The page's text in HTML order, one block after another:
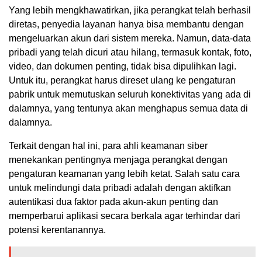
Yang lebih mengkhawatirkan, jika perangkat telah berhasil
diretas, penyedia layanan hanya bisa membantu dengan
mengeluarkan akun dari sistem mereka. Namun, data-data
pribadi yang telah dicuri atau hilang, termasuk kontak, foto,
video, dan dokumen penting, tidak bisa dipulihkan lagi.
Untuk itu, perangkat harus direset ulang ke pengaturan
pabrik untuk memutuskan seluruh konektivitas yang ada di
dalamnya, yang tentunya akan menghapus semua data di
dalamnya.
Terkait dengan hal ini, para ahli keamanan siber
menekankan pentingnya menjaga perangkat dengan
pengaturan keamanan yang lebih ketat. Salah satu cara
untuk melindungi data pribadi adalah dengan aktifkan
autentikasi dua faktor pada akun-akun penting dan
memperbarui aplikasi secara berkala agar terhindar dari
potensi kerentanannya.